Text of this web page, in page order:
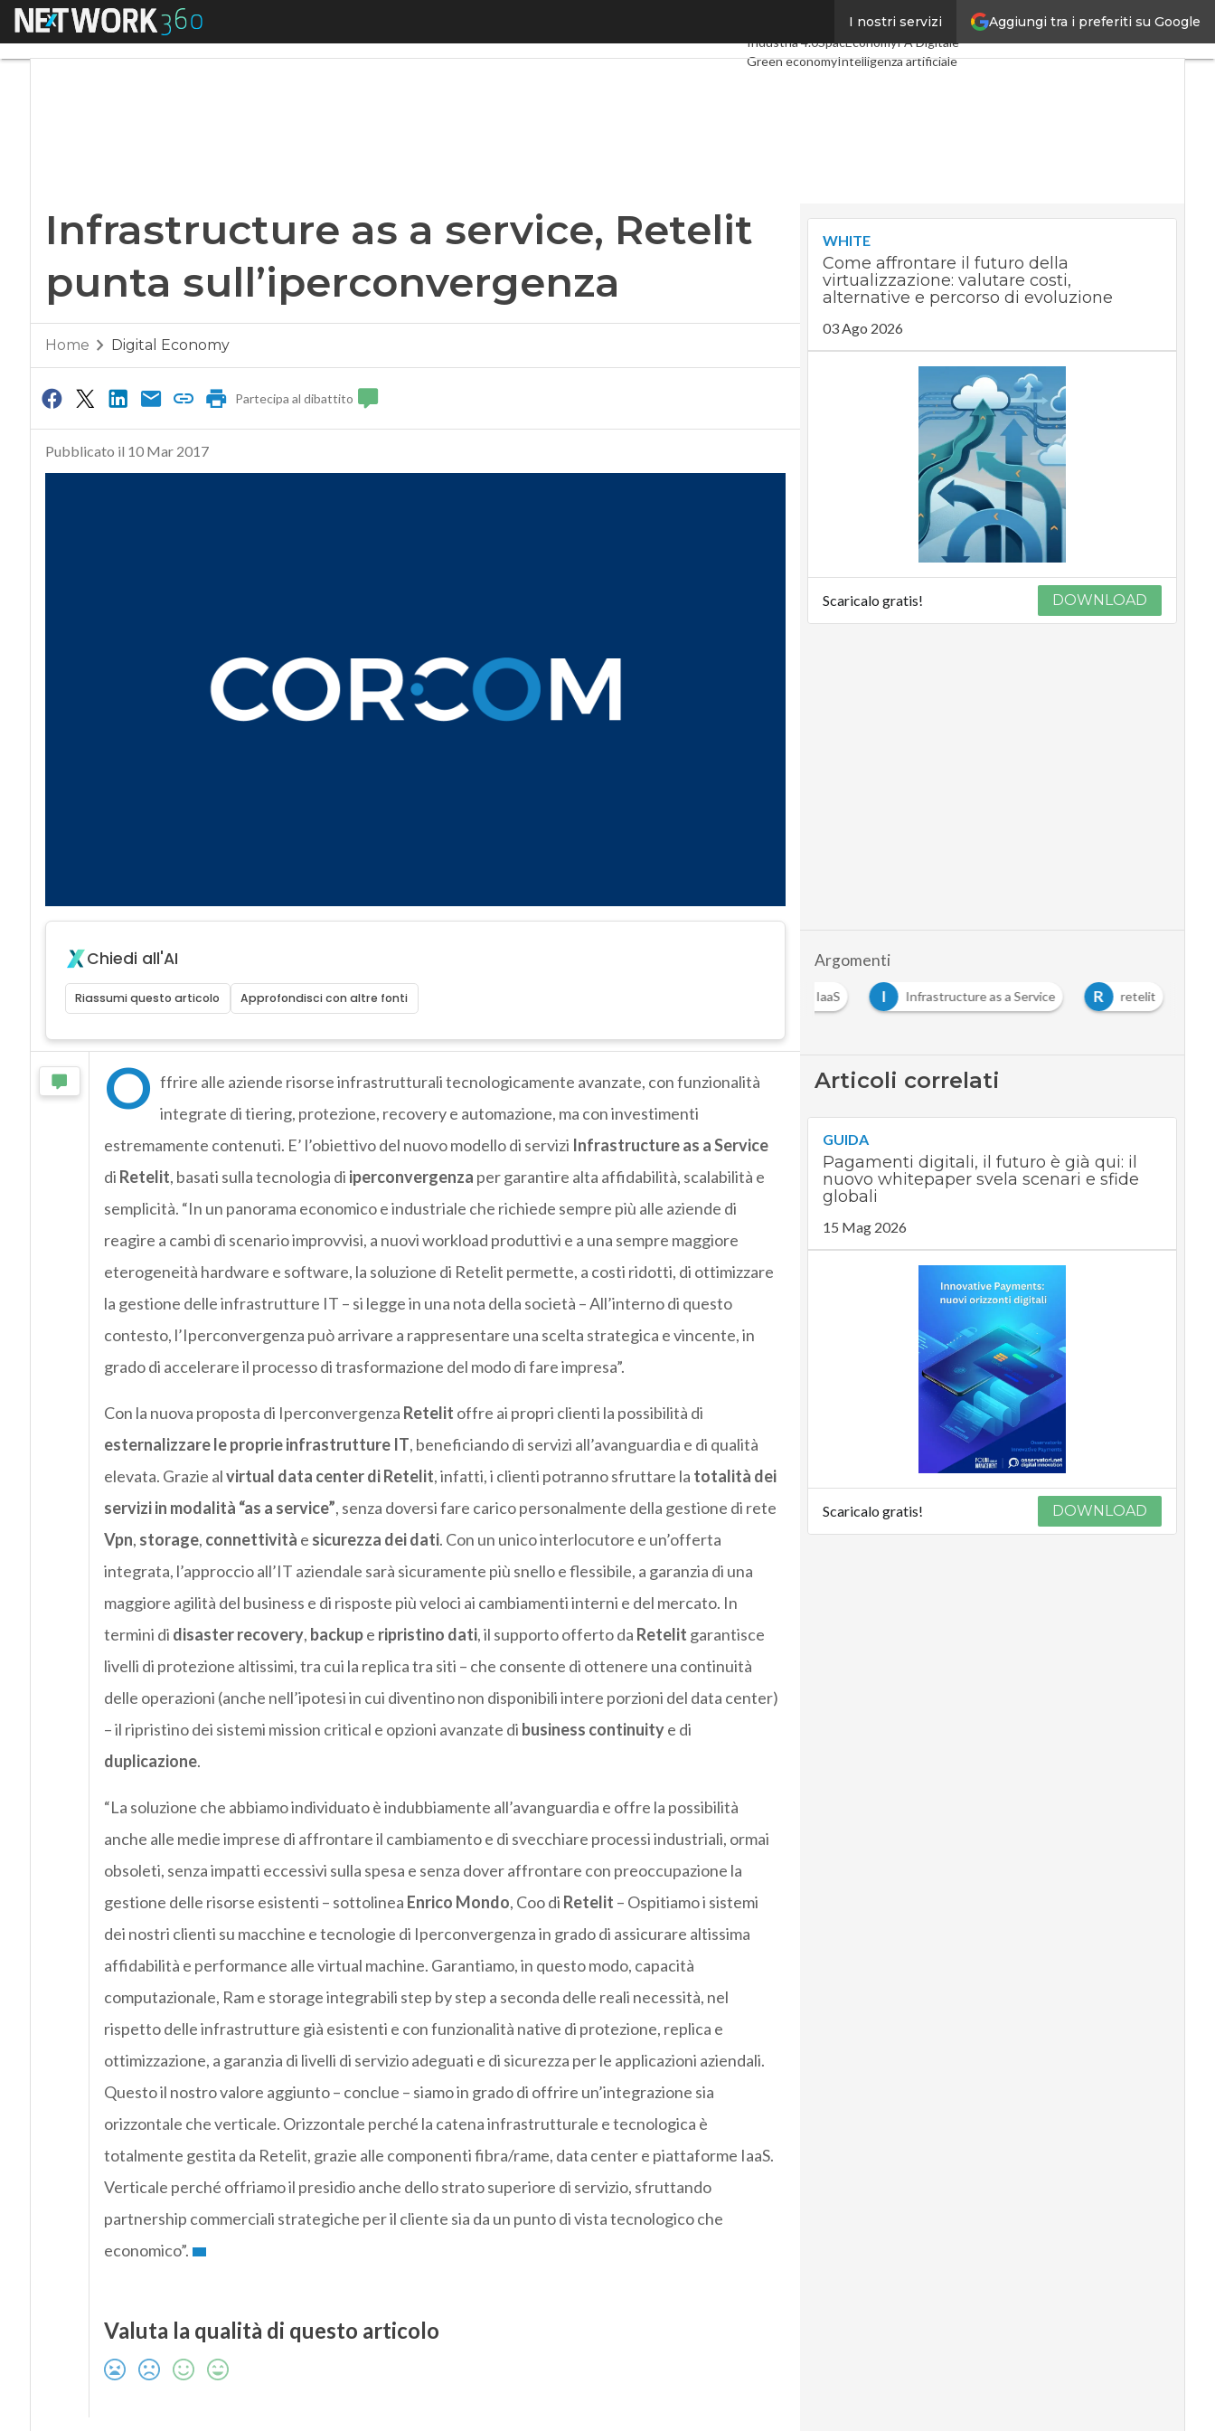
Aggiungi tra i preferiti su Google
I nostri servizi
Menu Digital EconomyTelco
Industria 4.0SpacEconomyPA Digitale
Green economyIntelligenza artificiale
Infrastructure as a service, Retelit
punta sull’iperconvergenza
Home Digital Economy
Partecipa al dibattito
Pubblicato il 10 Mar 2017
Chiedi all'AI
Riassumi questo articolo Approfondisci con altre fonti
O ffrire alle aziende risorse infrastrutturali tecnologicamente avanzate, con funzionalità
integrate di tiering, protezione, recovery e automazione, ma con investimenti
estremamente contenuti. E’ l’obiettivo del nuovo modello di servizi Infrastructure as a Service
di Retelit, basati sulla tecnologia di iperconvergenza per garantire alta affidabilità, scalabilità e
semplicità. “In un panorama economico e industriale che richiede sempre più alle aziende di
reagire a cambi di scenario improvvisi, a nuovi workload produttivi e a una sempre maggiore
eterogeneità hardware e software, la soluzione di Retelit permette, a costi ridotti, di ottimizzare
la gestione delle infrastrutture IT – si legge in una nota della società – All’interno di questo
contesto, l’Iperconvergenza può arrivare a rappresentare una scelta strategica e vincente, in
grado di accelerare il processo di trasformazione del modo di fare impresa”.
Con la nuova proposta di Iperconvergenza Retelit offre ai propri clienti la possibilità di
esternalizzare le proprie infrastrutture IT, beneficiando di servizi all’avanguardia e di qualità
elevata. Grazie alvirtual data center di Retelit, infatti, i clienti potranno sfruttare la totalità dei
servizi in modalità “as a service”, senza doversi fare carico personalmente della gestione di rete
Vpn, storage, connettività e sicurezza dei dati. Con un unico interlocutore e un’offerta
integrata, l’approccio all’IT aziendale sarà sicuramente più snello e flessibile, a garanzia di una
maggiore agilità del business e di risposte più veloci ai cambiamenti interni e del mercato. In
termini di disaster recovery, backupe ripristino dati, il supporto offerto da Retelit garantisce
livelli di protezione altissimi, tra cui la replica tra siti – che consente di ottenere una continuità
delle operazioni (anche nell’ipotesi in cui diventino non disponibili intere porzioni del data center)
– il ripristino dei sistemi mission critical e opzioni avanzate di business continuitye di
duplicazione.
“La soluzione che abbiamo individuato è indubbiamente all’avanguardia e offre la possibilità
anche alle medie imprese di affrontare il cambiamento e di svecchiare processi industriali, ormai
obsoleti, senza impatti eccessivi sulla spesa e senza dover affrontare con preoccupazione la
gestione delle risorse esistenti – sottolinea Enrico Mondo, Coo di Retelit – Ospitiamo i sistemi
dei nostri clienti su macchine e tecnologie di Iperconvergenza in grado di assicurare altissima
affidabilità e performance alle virtual machine. Garantiamo, in questo modo, capacità
computazionale, Ram e storage integrabili step by step a seconda delle reali necessità, nel
rispetto delle infrastrutture già esistenti e con funzionalità native di protezione, replica e
ottimizzazione, a garanzia di livelli di servizio adeguati e di sicurezza per le applicazioni aziendali.
Questo il nostro valore aggiunto – conclue – siamo in grado di offrire un’integrazione sia
orizzontale che verticale. Orizzontale perché la catena infrastrutturale e tecnologica è
totalmente gestita da Retelit, grazie alle componenti fibra/rame, data center e piattaforme IaaS.
Verticale perché offriamo il presidio anche dello strato superiore di servizio, sfruttando
partnership commerciali strategiche per il cliente sia da un punto di vista tecnologico che
economico”.
Valuta la qualità di questo articolo
WHITE
Come affrontare il futuro della
virtualizzazione: valutare costi,
alternative e percorso di evoluzione
03 Ago 2026
Scaricalo gratis! DOWNLOAD
Argomenti
IaaS I Infrastructure as a Service R retelit
Articoli correlati
GUIDA
Pagamenti digitali, il futuro è già qui: il
nuovo whitepaper svela scenari e sfide
globali
15 Mag 2026
Scaricalo gratis! DOWNLOAD